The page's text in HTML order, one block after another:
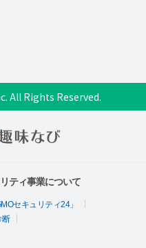
All Rights Reserved.